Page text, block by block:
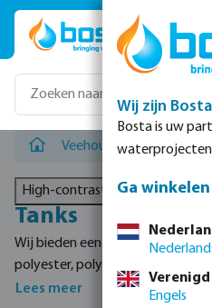
Ga naar de hoofdinhoud
Veehouderij / Tanks
High-contrast mode
Tanks
Wij bieden een uitgebreid
polyester, polyethyleen en staal
dan 75 modellen met
Lees meer
Wij zijn Bosta
Bosta is uw
Ga
Engels